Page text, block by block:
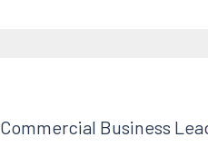
Commercial Business